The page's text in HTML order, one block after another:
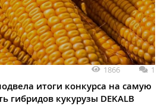
1866 1
итоги конкурса на самую
гибридов кукурузы DEKALB